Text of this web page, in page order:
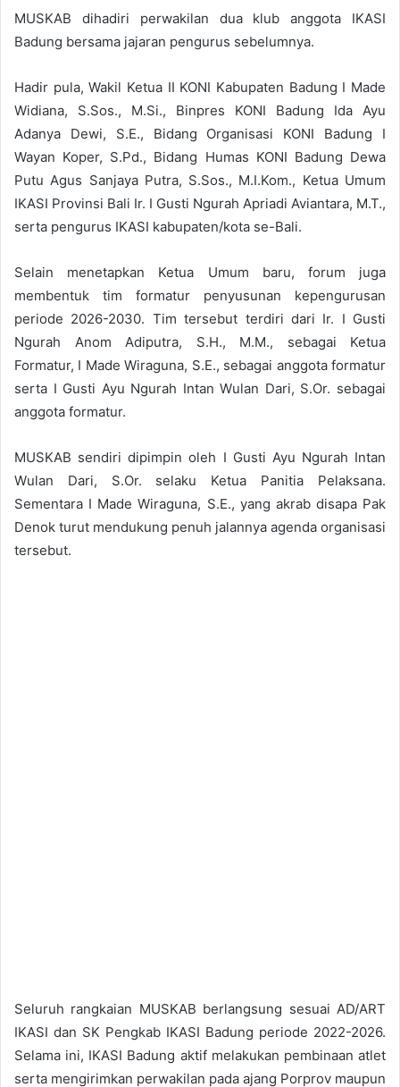
MUSKAB dihadiri perwakilan dua klub anggota IKASI
Badung bersama jajaran pengurus sebelumnya.
Hadir pula, Wakil Ketua II KONI Kabupaten Badung I Made
Widiana, S.Sos., M.Si., Binpres KONI Badung Ida Ayu
Adanya Dewi, S.E., Bidang Organisasi KONI Badung I
Wayan Koper, S.Pd., Bidang Humas KONI Badung Dewa
Putu Agus Sanjaya Putra, S.Sos., M.I.Kom., Ketua Umum
IKASI Provinsi Bali Ir. I Gusti Ngurah Apriadi Aviantara, M.T.,
serta pengurus IKASI kabupaten/kota se-Bali.
Selain menetapkan Ketua Umum baru, forum juga
membentuk tim formatur penyusunan kepengurusan
periode 2026-2030. Tim tersebut terdiri dari Ir. I Gusti
Ngurah Anom Adiputra, S.H., M.M., sebagai Ketua
Formatur, I Made Wiraguna, S.E., sebagai anggota formatur
serta I Gusti Ayu Ngurah Intan Wulan Dari, S.Or. sebagai
anggota formatur.
MUSKAB sendiri dipimpin oleh I Gusti Ayu Ngurah Intan
Wulan Dari, S.Or. selaku Ketua Panitia Pelaksana.
Sementara I Made Wiraguna, S.E., yang akrab disapa Pak
Denok turut mendukung penuh jalannya agenda organisasi
tersebut.
Seluruh rangkaian MUSKAB berlangsung sesuai AD/ART
IKASI dan SK Pengkab IKASI Badung periode 2022-2026.
Selama ini, IKASI Badung aktif melakukan pembinaan atlet
serta mengirimkan perwakilan pada ajang Porprov maupun